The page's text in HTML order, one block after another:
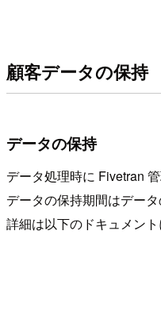
顧客データの保持
データの保持
データ処理時に Fivetran
データの保持期間はデー
詳細は以下のドキュメント